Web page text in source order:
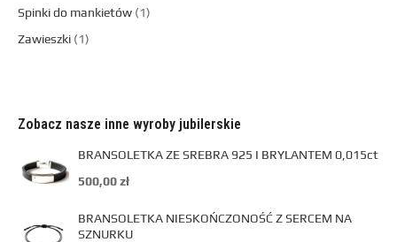
Spinki do mankietów 1
Zawieszki 1
Zobacz nasze inne wyroby jubilerskie
BRANSOLETKA ZE SREBRA 925 I BRYLANTEM 0,015ct
500,00zł
BRANSOLETKA NIESKOŃCZONOŚĆ Z SERCEM NA
SZNURKU